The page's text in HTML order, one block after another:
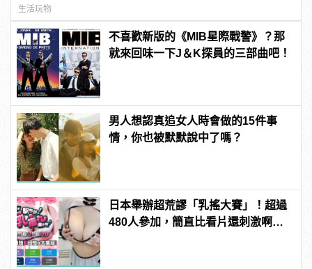
啦！
生活玩物
不喜歡新版的《MIB星際戰警》？那
就來回味一下J＆K探員的三部曲吧！
男人想認真追女人時會做的15件事
情，你也被默默說中了嗎？
日本舉辦超荒謬「乳搖大賽」！超過
480人參加，簡直比看片還刺激啊！ |